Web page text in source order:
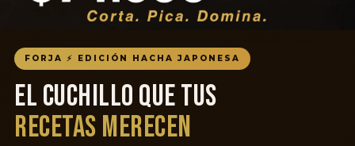
FORJA ⚡ EDICIÓN HACHA JAPONESA
EL CUCHILLO QUE TUS
RECETAS MERECEN